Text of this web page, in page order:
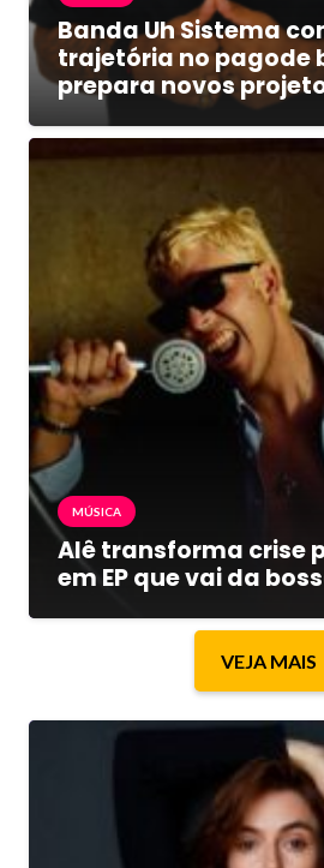
Banda Uh Sistema
trajetória no pagode
prepara novos
MÚSICA
Alê transforma crise
em EP que vai da
VEJA MAIS